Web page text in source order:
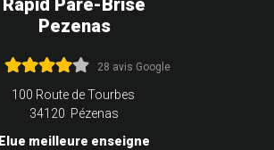
Rapid Pare-Brise
Pezenas
28 avis Google
100 Route de Tourbes
34120 Pézenas
Elue meilleure enseigne